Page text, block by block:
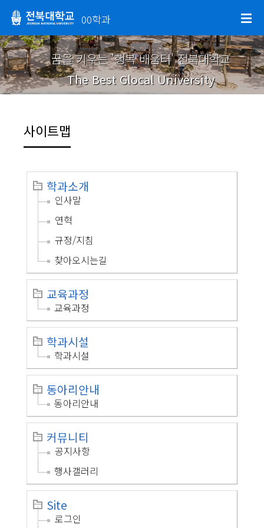
00학과
꿈을 키우는 '행복 배움터' 전북대학교
The Best Glocal University
사이트맵
학과소개
인사말
연혁
규정/지침
찾아오시는길
교육과정
교육과정
학과시설
학과시설
동아리안내
동아리안내
커뮤니티
공지사항
행사갤러리
Site
로그인